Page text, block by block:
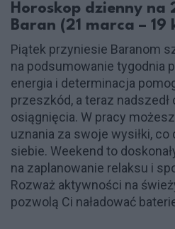
Horoskop dzienny na
Baran (21 marca – 19
Piątek przyniesie Baranom
na podsumowanie tygodnia
energia i determinacja
przeszkód, a teraz
osiągnięcia. W pracy
uznania za swoje wysiłki, co
siebie. Weekend to
na zaplanowanie relaksu i
Rozważ aktywności na
pozwolą Ci naładować